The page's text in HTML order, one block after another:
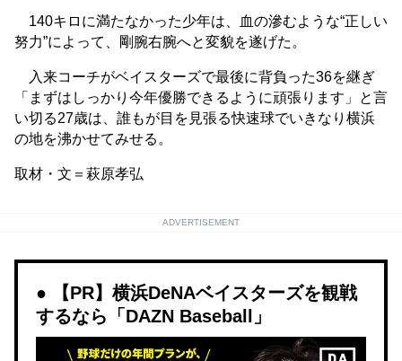
140キロに満たなかった少年は、血の滲むような“正しい
努力”によって、剛腕右腕へと変貌を遂げた。
入来コーチがベイスターズで最後に背負った36を継ぎ
「まずはしっかり今年優勝できるように頑張ります」と言
い切る27歳は、誰もが目を見張る快速球でいきなり横浜
の地を沸かせてみせる。
取材・文＝萩原孝弘
ADVERTISEMENT
【PR】横浜DeNAベイスターズを観戦
するなら「DAZN Baseball」